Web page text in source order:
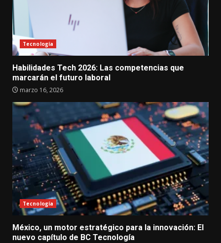
Tecnología
Habilidades Tech 2026: Las competencias que
marcarán el futuro laboral
marzo 16, 2026
Tecnología
México, un motor estratégico para la innovación: El
nuevo capítulo de BC Tecnología